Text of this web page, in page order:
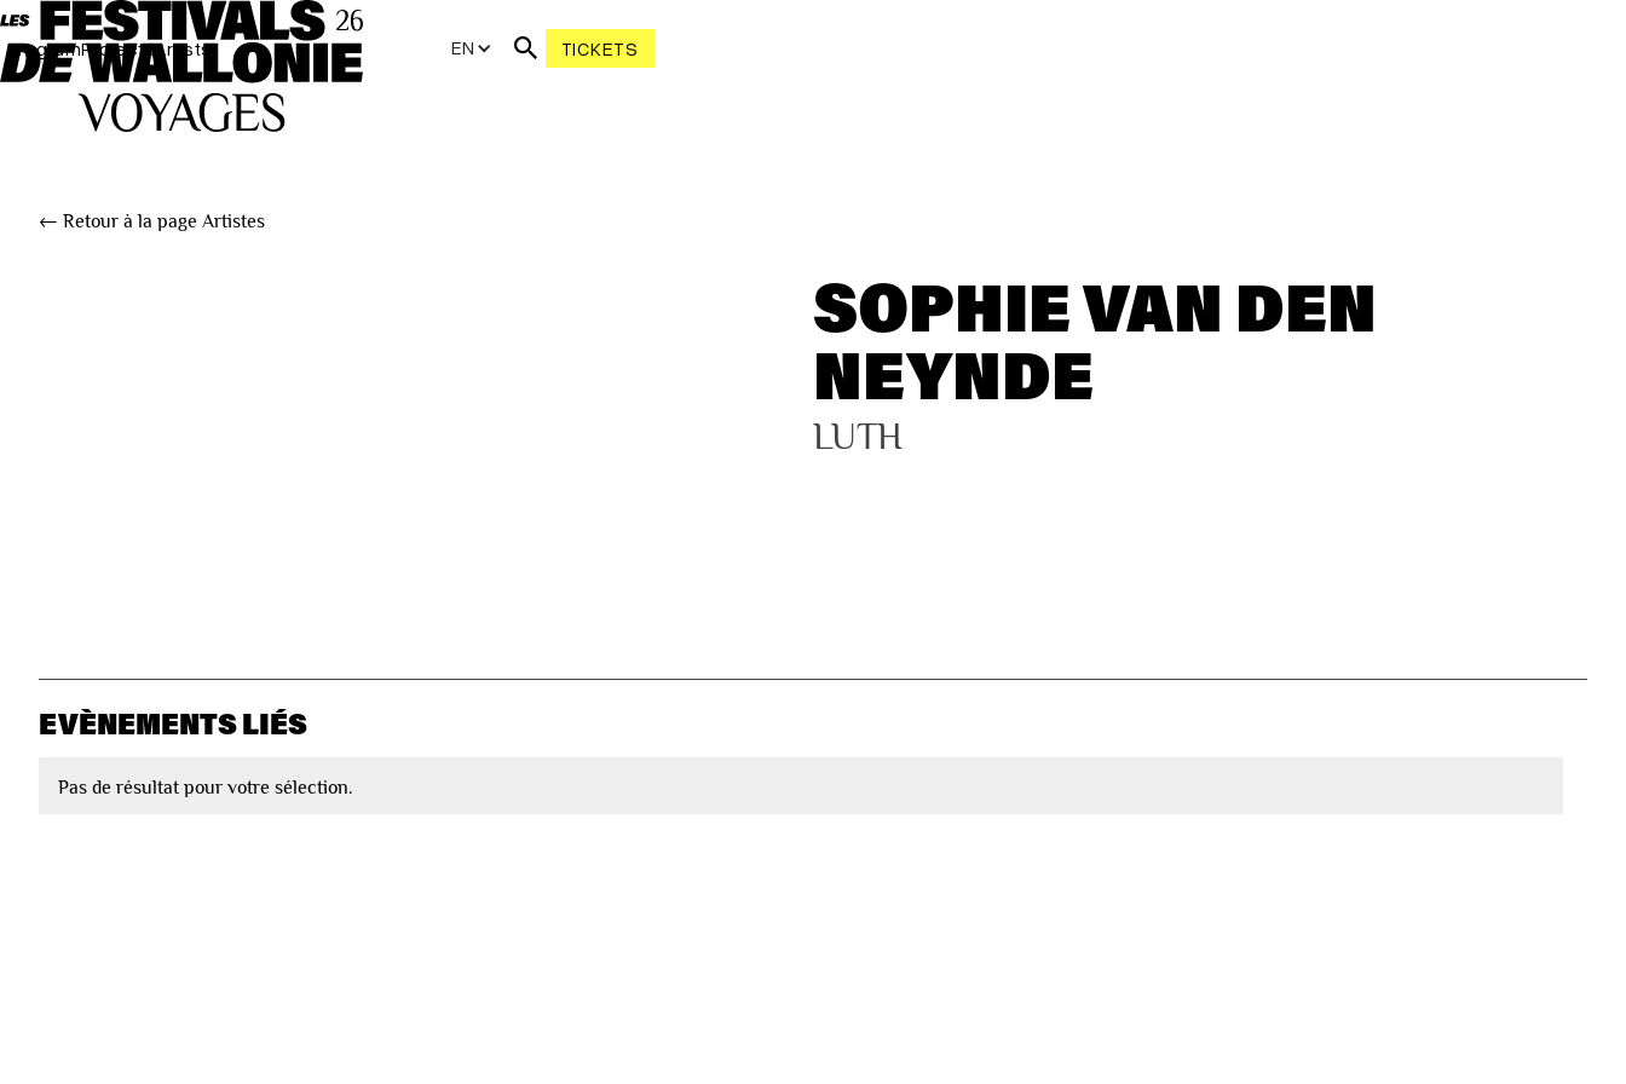
ProgramProjectsArtists EN TICKETS
← Retour à la page Artistes
SOPHIE VAN DEN
NEYNDE
LUTH
EVÈNEMENTS LIÉS
Pas de résultat pour votre sélection.